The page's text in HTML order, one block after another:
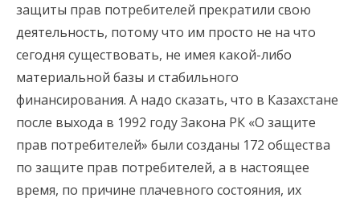
защиты прав потребителей прекратили свою
деятельность, потому что им просто не на что
сегодня существовать, не имея какой-либо
материальной базы и стабильного
финансирования. А надо сказать, что в Казахстане
после выхода в 1992 году Закона РК «О защите
прав потребителей» были созданы 172 общества
по защите прав потребителей, а в настоящее
время, по причине плачевного состояния, их